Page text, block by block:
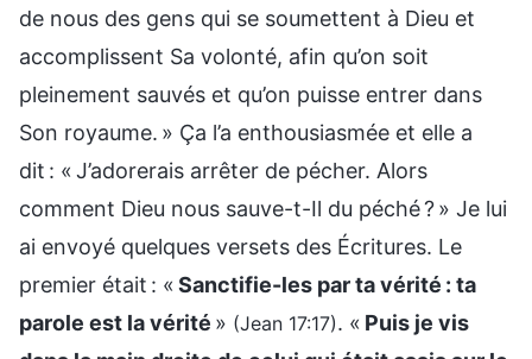
de nous des gens qui se soumettent à Dieu et
accomplissent Sa volonté, afin qu’on soit
pleinement sauvés et qu’on puisse entrer dans
Son royaume. » Ҫa l’a enthousiasmée et elle a
dit : « J’adorerais arrêter de pécher. Alors
comment Dieu nous sauve-t-Il du péché ? » Je lui
ai envoyé quelques versets des Écritures. Le
premier était : «Sanctifie-les par ta vérité : ta
parole est la vérité » (Jean 17:17). « Puis je vis